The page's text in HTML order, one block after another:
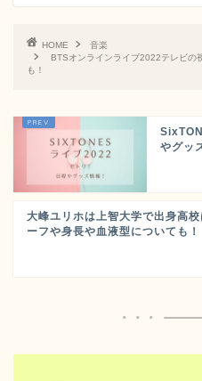
HOME
音楽
BTSオンラインライブ2022テレビの
も！
やグッ
大峰ユリホは上智大学で出身高校
ーフや身長や血液型についても！